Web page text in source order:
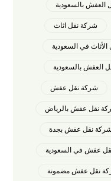
العفش بالسعودية
شركة نقل اثاث
في السعودية
العفش بالسعودية
شركة نقل عفش
نقل عفش بالرياض
شركة نقل عفش بجدة
عفش في السعودية
نقل عفش مضمونة